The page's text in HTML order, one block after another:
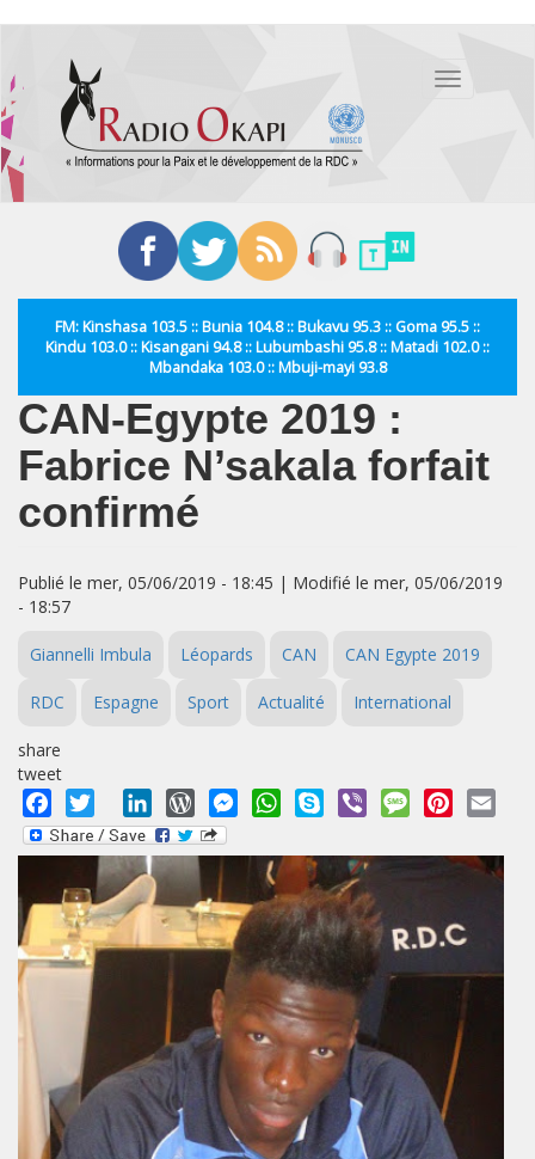
contenu
principal
Toggle
FM: Kinshasa 103.5 :: Bunia 104.8 :: Bukavu 95.3 :: Goma 95.5 ::
Kindu 103.0 :: Kisangani 94.8 :: Lubumbashi 95.8 :: Matadi 102.0 ::
Mbandaka 103.0 :: Mbuji-mayi 93.8
CAN-Egypte 2019 :
Fabrice N’sakala forfait
confirmé
Publié le mer, 05/06/2019 - 18:45 | Modifié le mer, 05/06/2019
- 18:57
Giannelli Imbula Léopards CAN CAN Egypte 2019
RDC Espagne Sport Actualité International
share
tweet
Facebook
Twitter LinkedInWordPressMessengerWhatsApp
Skype Viber MessagePinterest